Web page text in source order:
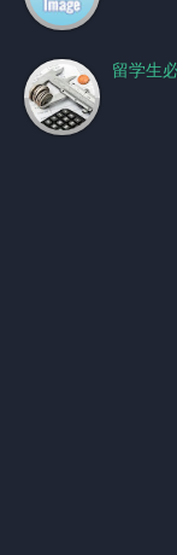
留学生